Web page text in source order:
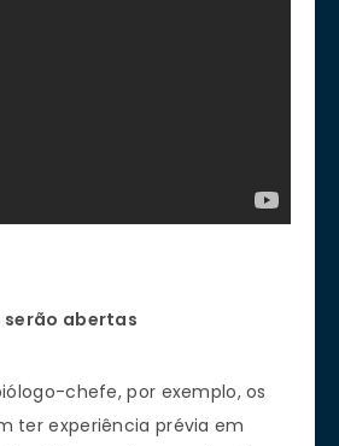
serão abertas
chefe, por exemplo, os
ter experiência prévia em